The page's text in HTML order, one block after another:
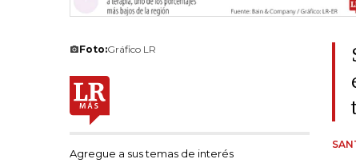
Foto:Gráfico LR
Agregue a sus temas de interés